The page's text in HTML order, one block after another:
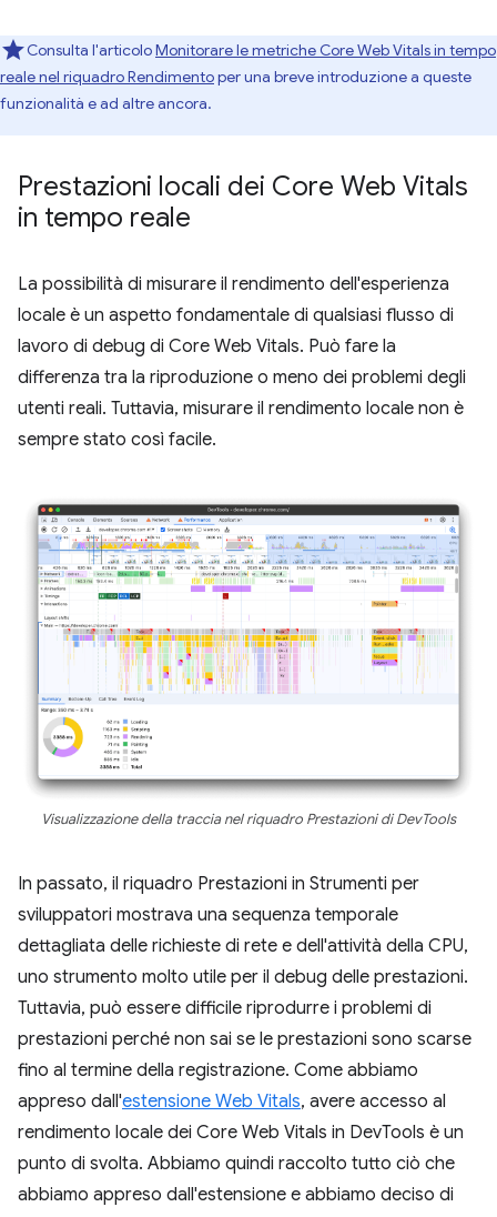
Consulta l'articoloMonitorare le metriche Core Web Vitals in tempo
reale nel riquadro Rendimentoper una breve introduzione a queste
funzionalità e ad altre ancora.
Prestazioni locali dei Core Web Vitals
in tempo reale
La possibilità di misurare il rendimento dell'esperienza
locale è un aspetto fondamentale di qualsiasi flusso di
lavoro di debug di Core Web Vitals. Può fare la
differenza tra la riproduzione o meno dei problemi degli
utenti reali. Tuttavia, misurare il rendimento locale non è
sempre stato così facile.
Visualizzazione della traccia nel riquadro Prestazioni di DevTools
In passato, il riquadro Prestazioni in Strumenti per
sviluppatori mostrava una sequenza temporale
dettagliata delle richieste di rete e dell'attività della CPU,
uno strumento molto utile per il debug delle prestazioni.
Tuttavia, può essere difficile riprodurre i problemi di
prestazioni perché non sai se le prestazioni sono scarse
fino al termine della registrazione. Come abbiamo
appreso dall'estensione Web Vitals, avere accesso al
rendimento locale dei Core Web Vitals in DevTools è un
punto di svolta. Abbiamo quindi raccolto tutto ciò che
abbiamo appreso dall'estensione e abbiamo deciso di